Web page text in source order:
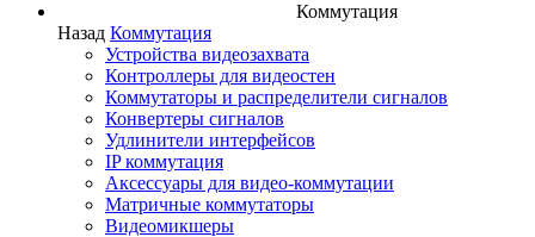
Коммутация
Назад Коммутация
Устройства видеозахвата
Контроллеры для видеостен
Коммутаторы и распределители сигналов
Конвертеры сигналов
Удлинители интерфейсов
IP коммутация
Аксессуары для видео-коммутации
Матричные коммутаторы
Видеомикшеры